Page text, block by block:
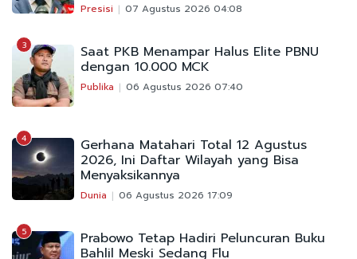
Presisi 07 Agustus 2026 04:08
3 Saat PKB Menampar Halus Elite PBNU
dengan 10.000 MCK
Publika 06 Agustus 2026 07:40
4 Gerhana Matahari Total 12 Agustus
2026, Ini Daftar Wilayah yang Bisa
Menyaksikannya
Dunia 06 Agustus 2026 17:09
5 Prabowo Tetap Hadiri Peluncuran Buku
Bahlil Meski Sedang Flu